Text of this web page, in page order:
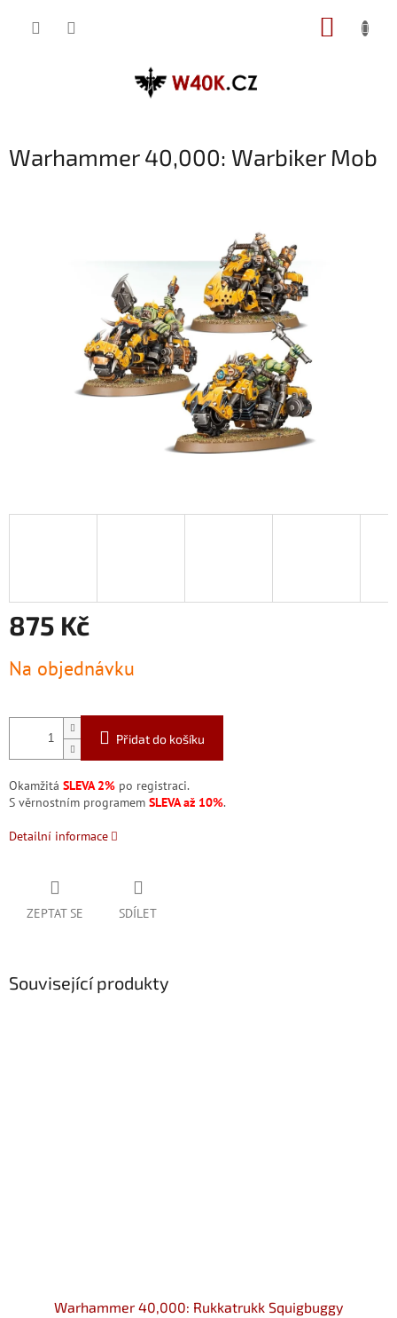
Warhammer 40,000: Warbiker Mob
875 Kč
cena:
Na objednávku
Přidat do košíku
Okamžitá SLEVA 2% po registraci.
S věrnostním programem SLEVA až 10%.
Detailní informace
ZEPTAT SE SDÍLET
Související produkty
Warhammer 40,000: Rukkatrukk Squigbuggy